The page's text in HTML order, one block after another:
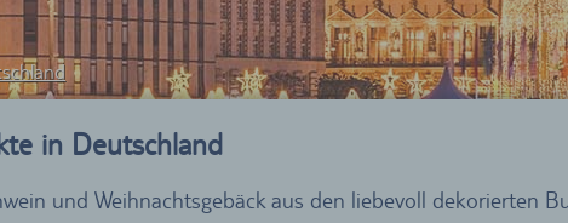
in Deutschland
und Weihnachtsgebäck aus den liebevoll dekorierten